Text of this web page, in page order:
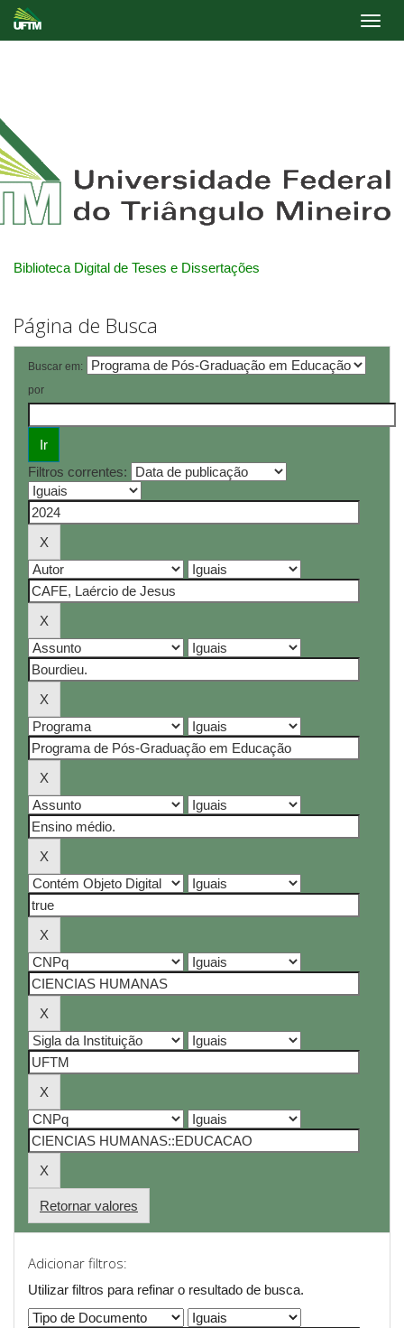
Biblioteca Digital de Teses e Dissertações
Página de Busca
Buscar em:
por
Filtros correntes:
Retornar valores
Adicionar filtros:
Utilizar filtros para refinar o resultado de busca.